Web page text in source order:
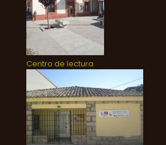
Centro de lectura